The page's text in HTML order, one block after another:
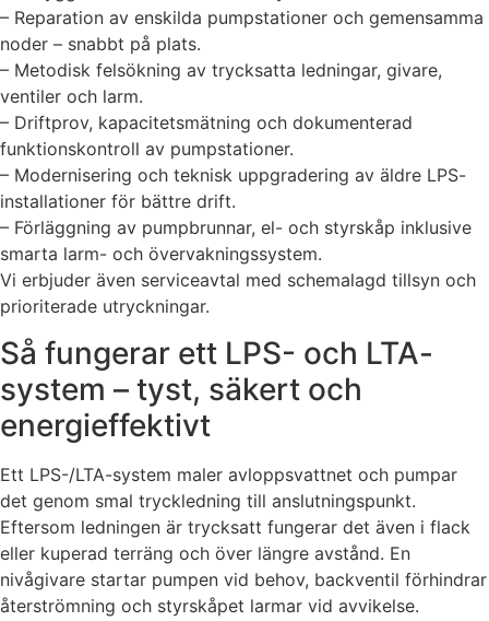
– Reparation av enskilda pumpstationer och gemensamma
noder – snabbt på plats.
– Metodisk felsökning av trycksatta ledningar, givare,
ventiler och larm.
– Driftprov, kapacitetsmätning och dokumenterad
funktionskontroll av pumpstationer.
– Modernisering och teknisk uppgradering av äldre LPS-
installationer för bättre drift.
– Förläggning av pumpbrunnar, el- och styrskåp inklusive
smarta larm- och övervakningssystem.
Vi erbjuder även serviceavtal med schemalagd tillsyn och
prioriterade utryckningar.
Så fungerar ett LPS- och LTA-
system – tyst, säkert och
energieffektivt
Ett LPS-/LTA-system maler avloppsvattnet och pumpar
det genom smal tryckledning till anslutningspunkt.
Eftersom ledningen är trycksatt fungerar det även i flack
eller kuperad terräng och över längre avstånd. En
nivågivare startar pumpen vid behov, backventil förhindrar
återströmning och styrskåpet larmar vid avvikelse.